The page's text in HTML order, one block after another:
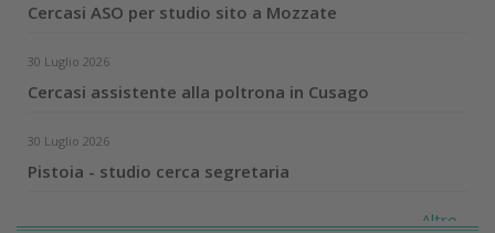
Cercasi ASO per studio sito a Mozzate
30 Luglio 2026
Cercasi assistente alla poltrona in Cusago
30 Luglio 2026
Pistoia - studio cerca segretaria
Altro...